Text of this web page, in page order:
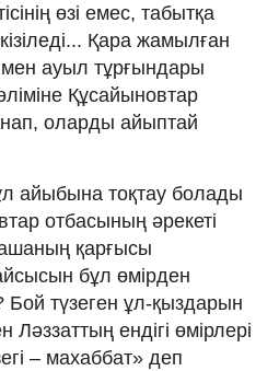
өзі емес, табытқа
Қара жамылған
ауыл тұрғындары
Құсайыновтар
оларды айыптай
айыбына тоқтау болады
отбасының әрекеті
қарғысы
бұл өмірден
Бой түзеген ұл-қыздарын
ендігі өмірлері
– махаббат» деп